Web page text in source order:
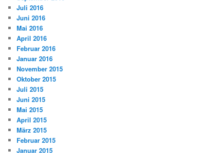
Juli 2016
Juni 2016
Mai 2016
April 2016
Februar 2016
Januar 2016
November 2015
Oktober 2015
Juli 2015
Juni 2015
Mai 2015
April 2015
März 2015
Februar 2015
Januar 2015